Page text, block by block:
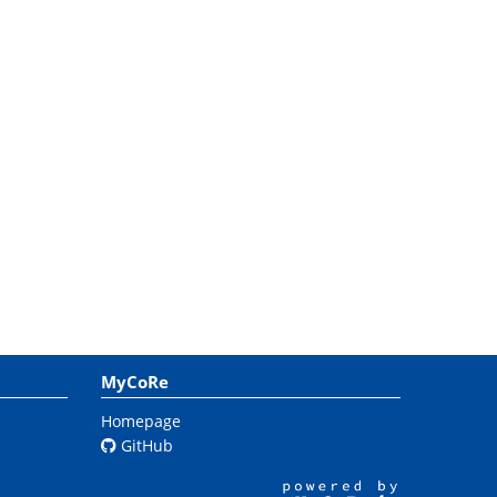
MyCoRe
Homepage
GitHub